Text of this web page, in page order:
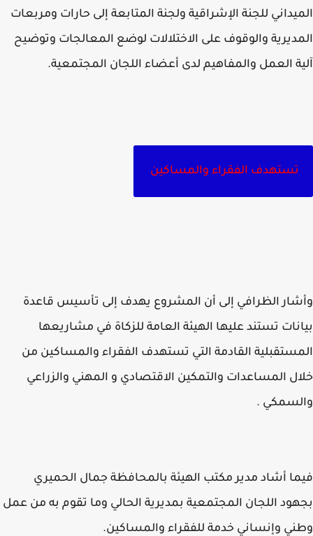
للجنة الإشراقية ولجنة المتابعة إلى حارات ومربعات
والوقوف على الاختلالات لوضع المعالجات وتوضيح
العمل والمفاهيم لدى أعضاء اللجان المجتمعية.
تستهدف الفقراء والمساكين
الظرافي إلى أن المشروع يهدف إلى تأسيس قاعدة
تستند عليها الهيئة العامة للزكاة في مشاريعها
القادمة التي تستهدف الفقراء والمساكين من
المساعدات والتمكين الاقتصادي و المهني والزراعي
.
أشاد مدير مكتب الهيئة بالمحافظة جمال الحميري
اللجان المجتمعية بمديرية الحالي وما تقوم به من عمل
وإنساني خدمة للفقراء والمساكين.